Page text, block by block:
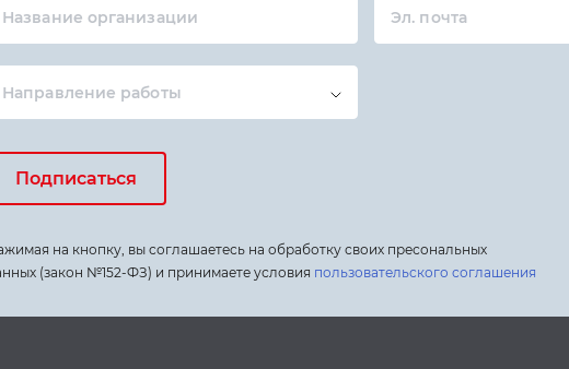
Название организации Эл. почта
Направление работы
Подписаться
на кнопку, вы соглашаетесь на обработку своих пресональных
(закон №152-ФЗ) и принимаете условия пользовательского соглашения